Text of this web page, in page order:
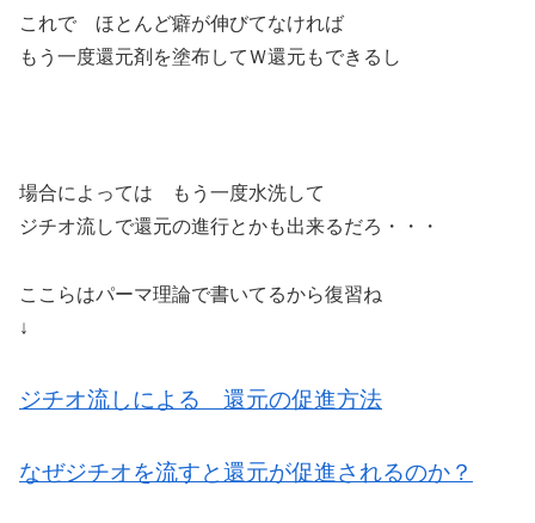
これで ほとんど癖が伸びてなければ
もう一度還元剤を塗布してＷ還元もできるし
場合によっては もう一度水洗して
ジチオ流しで還元の進行とかも出来るだろ・・・
ここらはパーマ理論で書いてるから復習ね
↓
ジチオ流しによる 還元の促進方法
なぜジチオを流すと還元が促進されるのか？